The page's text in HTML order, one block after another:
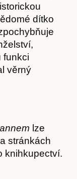
dítko
funkci
věrný
lze
stránkách
knihkupectví.